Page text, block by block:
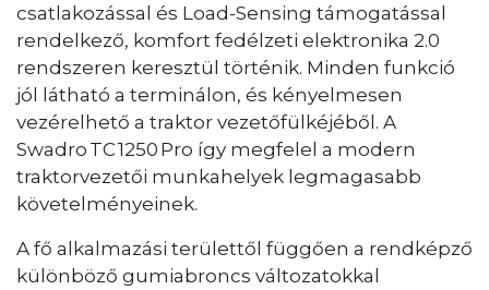
csatlakozással és Load-Sensing támogatással
rendelkező, komfort fedélzeti elektronika 2.0
rendszeren keresztül történik. Minden funkció
jól látható a terminálon, és kényelmesen
vezérelhető a traktor vezetőfülkéjéből. A
Swadro TC 1250 Pro így megfelel a modern
traktorvezetői munkahelyek legmagasabb
követelményeinek.
A fő alkalmazási területtől függően a rendképző
különböző gumiabroncs változatokkal